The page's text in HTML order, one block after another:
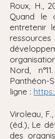
Roux, H.,
Quand le
entretenir
Nord,
ligne :
Viroleau,
(éd.), Le
des